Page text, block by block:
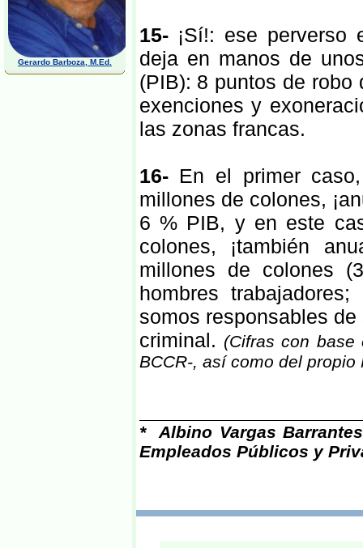
Gerardo Barboza, M.Ed.
15-¡Sí!: ese perverso
deja en manos de
(PIB): 8 puntos de
exenciones y
las zonas francas.
16-En el primer
millones de colones,
6 % PIB, y en este
colones, ¡también
millones de colones
hombres
somos responsables
criminal. (Cifras con
BCCR-, así como del
* Albino Vargas
Empleados Públicos y